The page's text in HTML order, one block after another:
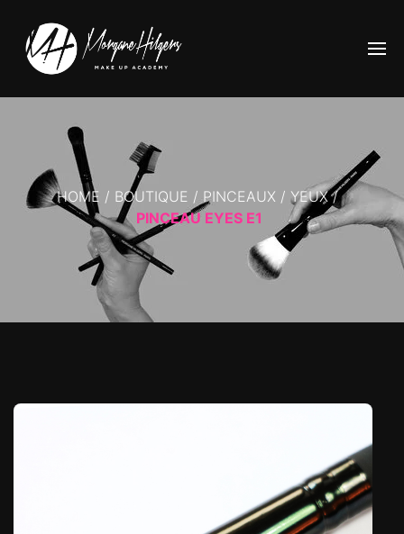
HOME / BOUTIQUE / PINCEAUX / YEUX /
PINCEAU EYES E1